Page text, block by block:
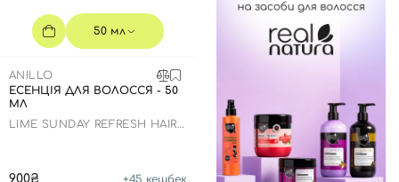
50 мл
ANILLO
ЕСЕНЦІЯ ДЛЯ ВОЛОССЯ - 50
МЛ
LIME SUNDAY REFRESH HAIR
900₴ +45 кешбек
Увійти за допомогою e-mail